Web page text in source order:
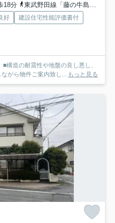
18分
東武野田線「藤の牛島」駅 徒歩16分
好
建設住宅性能評価書付
がら物件ご案内致し...
もっと見る